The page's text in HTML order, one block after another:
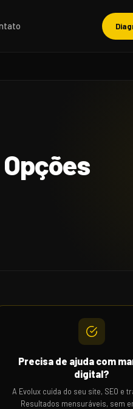
Precisa de ajuda com
digital?
A Evolux cuida do seu site, SEO e
Resultados mensuráveis, sem